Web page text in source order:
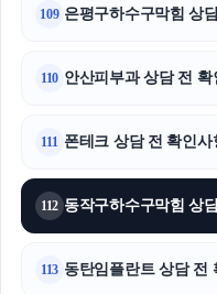
109 은평구하수구막힘 상
110 안산피부과 상담 전 확
111 폰테크 상담 전 확인사
112
113 동탄임플란트 상담 전